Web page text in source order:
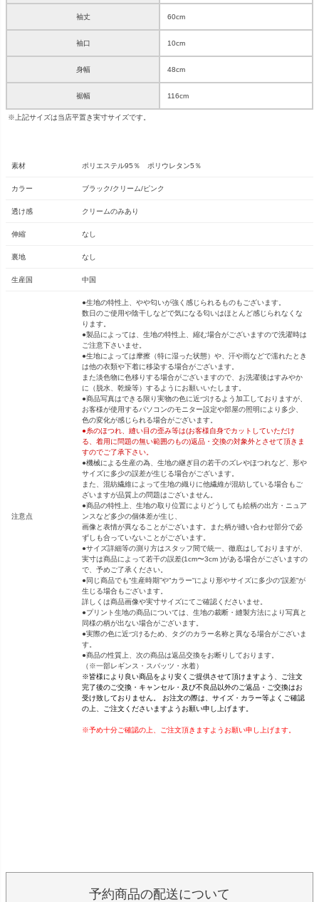
袖丈 60cm
袖口 10cm
身幅 48cm
裾幅 116cm
※上記サイズは当店平置き実寸サイズです。
素材 ポリエステル95％ ポリウレタン5％
カラー ブラック/クリーム/ピンク
透け感 クリームのみあり
伸縮 なし
裏地 なし
生産国 中国
注意点
●生地の特性上、やや匂いが強く感じられるものもございます。
数日のご使用や陰干しなどで気になる匂いはほとんど感じられなくな
ります。
●製品によっては、生地の特性上、縮む場合がございますので洗濯時は
ご注意下さいませ。
●生地によっては摩擦（特に湿った状態）や、汗や雨などで濡れたとき
は他の衣類や下着に移染する場合がございます。
また淡色物に色移りする場合がございますので、お洗濯後はすみやか
に（脱水、乾燥等）するようにお願いいたします。
●商品写真はできる限り実物の色に近づけるよう加工しておりますが、
お客様が使用するパソコンのモニター設定や部屋の照明により多少、
色の変化が感じられる場合がございます。
●糸のほつれ、縫い目の歪み等は(お客様自身でカットしていただけ
る、着用に問題の無い範囲のもの)返品・交換の対象外とさせて頂きま
すのでご了承下さい。
●機械による生産の為、生地の継ぎ目の若干のズレやほつれなど、形や
サイズに多少の誤差が生じる場合がございます。
また、混紡繊維によって生地の織りに他繊維が混紡している場合もご
ざいますが品質上の問題はございません。
●商品の特性上、生地の取り位置によりどうしても絵柄の出方・ニュア
ンスなど多少の個体差が生じ、
画像と表情が異なることがございます。また柄が縫い合わせ部分で必
ずしも合っていないことがございます。
●サイズ詳細等の測り方はスタッフ間で統一、徹底はしておりますが、
実寸は商品によって若干の誤差(1cm〜3cm )がある場合がございますの
で、予めご了承ください。
●同じ商品でも“生産時期”や“カラー“により形やサイズに多少の“誤差“が
生じる場合もございます。
詳しくは商品画像や実寸サイズにてご確認くださいませ。
●プリント生地の商品については、生地の裁断・縫製方法により写真と
同様の柄が出ない場合がございます。
●実際の色に近づけるため、タグのカラー名称と異なる場合がございま
す。
●商品の性質上、次の商品は返品交換をお断りしております。
（※一部レギンス・スパッツ・水着）
※皆様により良い商品をより安くご提供させて頂けますよう、ご注文
完了後のご交換・キャンセル・及び不良品以外のご返品・ご交換はお
受け致しておりません。 お注文の際は、サイズ・カラー等よくご確認
の上、ご注文くださいますようお願い申し上げます。
※予め十分ご確認の上、ご注文頂きますようお願い申し上げます。
予約商品の配送について